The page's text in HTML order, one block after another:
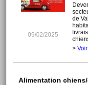
09/02/2025
de
>
Alimentation